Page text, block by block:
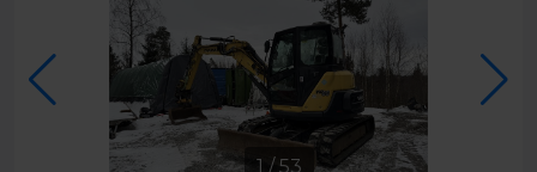
1 /53